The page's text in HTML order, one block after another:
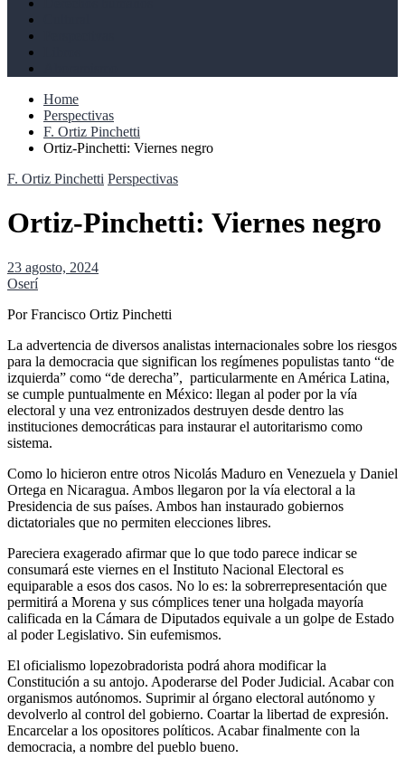
Home
Perspectivas
F. Ortiz Pinchetti
Ortiz-Pinchetti: Viernes negro
F. Ortiz Pinchetti Perspectivas
Ortiz-Pinchetti: Viernes negro
23 agosto, 2024
Oserí
Por Francisco Ortiz Pinchetti
La advertencia de diversos analistas internacionales sobre los riesgos
para la democracia que significan los regímenes populistas tanto “de
izquierda” como “de derecha”, particularmente en América Latina,
se cumple puntualmente en México: llegan al poder por la vía
electoral y una vez entronizados destruyen desde dentro las
instituciones democráticas para instaurar el autoritarismo como
sistema.
Como lo hicieron entre otros Nicolás Maduro en Venezuela y Daniel
Ortega en Nicaragua. Ambos llegaron por la vía electoral a la
Presidencia de sus países. Ambos han instaurado gobiernos
dictatoriales que no permiten elecciones libres.
Pareciera exagerado afirmar que lo que todo parece indicar se
consumará este viernes en el Instituto Nacional Electoral es
equiparable a esos dos casos. No lo es: la sobrerrepresentación que
permitirá a Morena y sus cómplices tener una holgada mayoría
calificada en la Cámara de Diputados equivale a un golpe de Estado
al poder Legislativo. Sin eufemismos.
El oficialismo lopezobradorista podrá ahora modificar la
Constitución a su antojo. Apoderarse del Poder Judicial. Acabar con
organismos autónomos. Suprimir al órgano electoral autónomo y
devolverlo al control del gobierno. Coartar la libertad de expresión.
Encarcelar a los opositores políticos. Acabar finalmente con la
democracia, a nombre del pueblo bueno.